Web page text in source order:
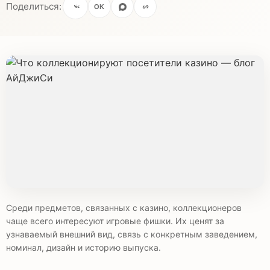
Поделиться: OK
Среди предметов, связанных с казино, коллекционеров
чаще всего интересуют игровые фишки. Их ценят за
узнаваемый внешний вид, связь с конкретным заведением,
номинал, дизайн и историю выпуска.